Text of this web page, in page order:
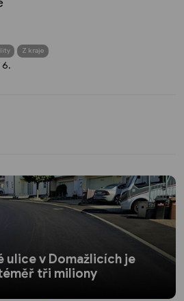
Z kraje
6.
ulice v Domažlicích je
tři miliony